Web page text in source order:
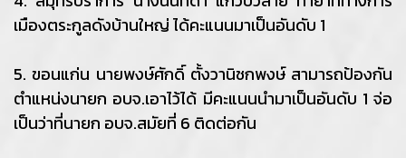
เมืองตระกูลดังบ้านใหญ่ ได้คะแนนมาเป็นอันดับ 1
5. ขอนแก่น นายพงษ์ศักดิ์ ตั้งวานิชกพงษ์ สามารถป้องกัน
ตำแหน่งนายก อบจ.เอาไว้ได้ มีคะแนนนำมาเป็นอันดับ 1 จ่อ
เป็นว่าที่นายก อบจ.สมัยที่ 6 ติดต่อกัน